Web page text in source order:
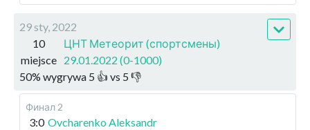
29 sty, 2022
10
miejsce
ЦНТ Метеорит (спортсмены)
29.01.2022 (0-1000)
50% wygrywa 5 👍 vs 5 👎
Финал 2
3:0 Ovcharenko Aleksandr